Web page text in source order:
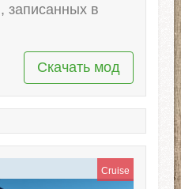
записанных в
Скачать мод
Cruise